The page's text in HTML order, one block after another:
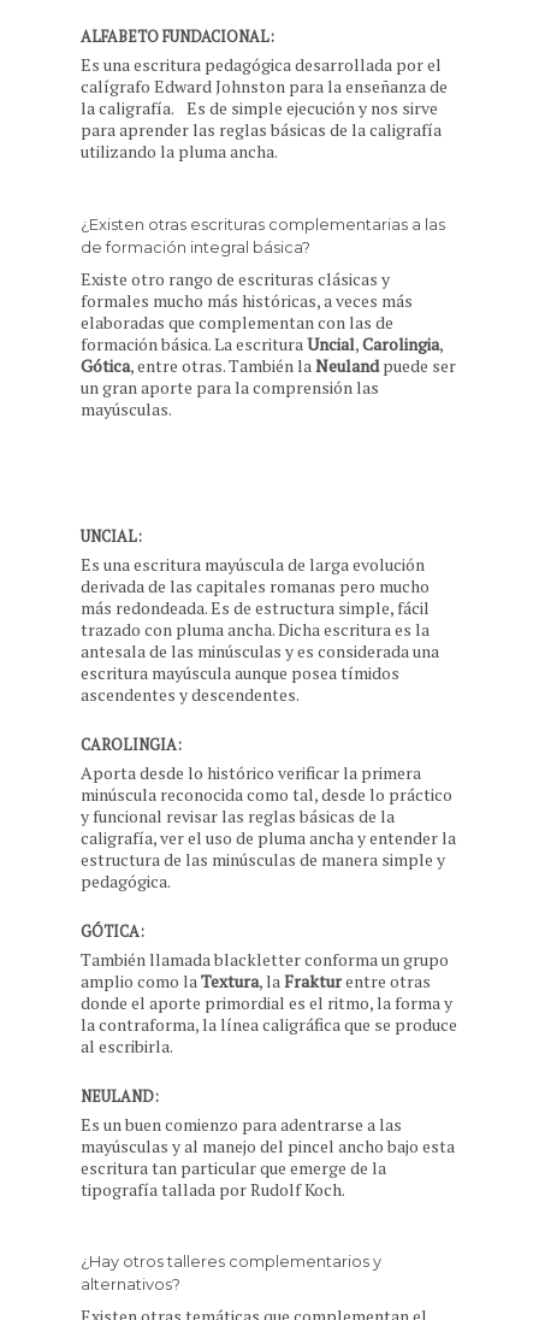
ALFABETO FUNDACIONAL:
Es una escritura pedagógica desarrollada por el
calígrafo Edward Johnston para la enseñanza de
la caligrafía. Es de simple ejecución y nos sirve
para aprender las reglas básicas de la caligrafía
utilizando la pluma ancha.
¿Existen otras escrituras complementarias a las
de formación integral básica?
Existe otro rango de escrituras clásicas y
formales mucho más históricas, a veces más
elaboradas que complementan con las de
formación básica. La escrituraUncial,Carolingia,
Gótica, entre otras. También laNeulandpuede ser
un gran aporte para la comprensión las
mayúsculas.
UNCIAL:
Es una escritura mayúscula de larga evolución
derivada de las capitales romanas pero mucho
más redondeada. Es de estructura simple, fácil
trazado con pluma ancha. Dicha escritura es la
antesala de las minúsculas y es considerada una
escritura mayúscula aunque posea tímidos
ascendentes y descendentes.
CAROLINGIA:
Aporta desde lo histórico verificar la primera
minúscula reconocida como tal, desde lo práctico
y funcional revisar las reglas básicas de la
caligrafía, ver el uso de pluma ancha y entender la
estructura de las minúsculas de manera simple y
pedagógica.
GÓTICA:
También llamada blackletter conforma un grupo
amplio como laTextura, laFrakturentre otras
donde el aporte primordial es el ritmo, la forma y
la contraforma, la línea caligráfica que se produce
al escribirla.
NEULAND:
Es un buen comienzo para adentrarse a las
mayúsculas y al manejo del pincel ancho bajo esta
escritura tan particular que emerge de la
tipografía tallada por Rudolf Koch.
¿Hay otros talleres complementarios y
alternativos?